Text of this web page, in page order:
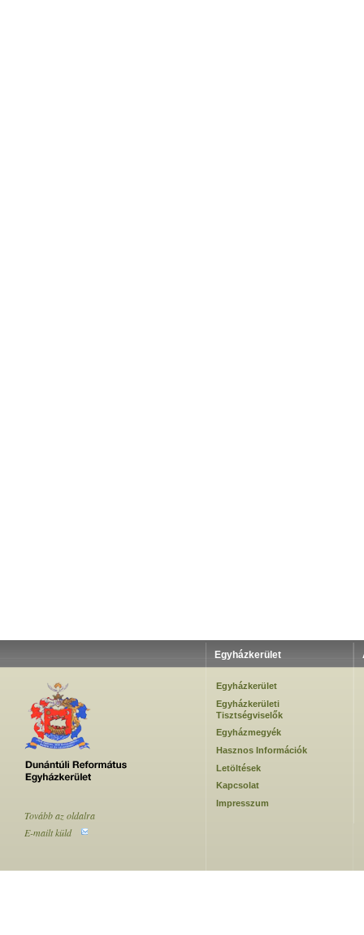
Egyházkerület
Egyházkerület
Egyházkerületi
Tisztségviselők
Egyházmegyék
Hasznos Információk
Letöltések
Kapcsolat
Impresszum
Tovább az oldalra
E-mailt küld